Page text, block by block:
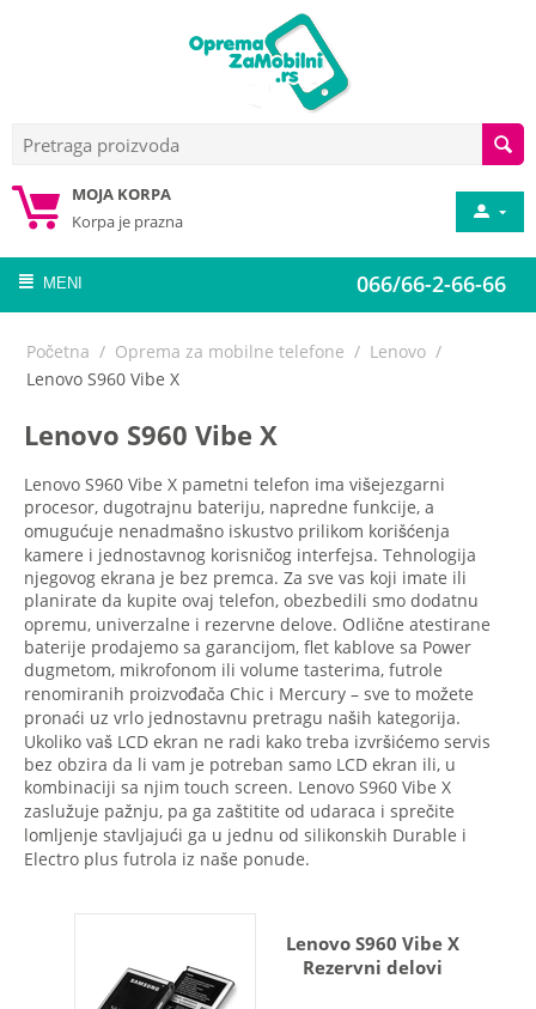
MOJA KORPA
Korpa je prazna
066/66-2-66-66
MENI
Početna / Oprema za mobilne telefone / Lenovo /
Lenovo S960 Vibe X
Lenovo S960 Vibe X
Lenovo S960 Vibe X pametni telefon ima višejezgarni
procesor, dugotrajnu bateriju, napredne funkcije, a
omugućuje nenadmašno iskustvo prilikom korišćenja
kamere i jednostavnog korisničog interfejsa. Tehnologija
njegovog ekrana je bez premca. Za sve vas koji imate ili
planirate da kupite ovaj telefon, obezbedili smo dodatnu
opremu, univerzalne i rezervne delove. Odlične atestirane
baterije prodajemo sa garancijom, flet kablove sa Power
dugmetom, mikrofonom ili volume tasterima, futrole
renomiranih proizvođača Chic i Mercury – sve to možete
pronaći uz vrlo jednostavnu pretragu naših kategorija.
Ukoliko vaš LCD ekran ne radi kako treba izvršićemo servis
bez obzira da li vam je potreban samo LCD ekran ili, u
kombinaciji sa njim touch screen. Lenovo S960 Vibe X
zaslužuje pažnju, pa ga zaštitite od udaraca i sprečite
lomljenje stavljajući ga u jednu od silikonskih Durable i
Electro plus futrola iz naše ponude.
Lenovo S960 Vibe X
Rezervni delovi